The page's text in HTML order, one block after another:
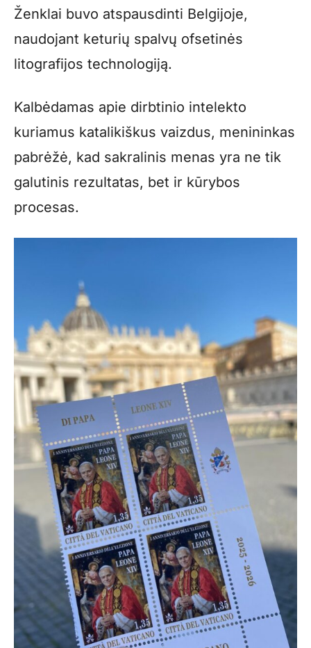
Ženklai buvo atspausdinti Belgijoje,
naudojant keturių spalvų ofsetinės
litografijos technologiją.
Kalbėdamas apie dirbtinio intelekto
kuriamus katalikiškus vaizdus, menininkas
pabrėžė, kad sakralinis menas yra ne tik
galutinis rezultatas, bet ir kūrybos
procesas.